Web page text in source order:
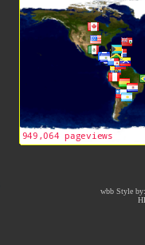
wbb Style